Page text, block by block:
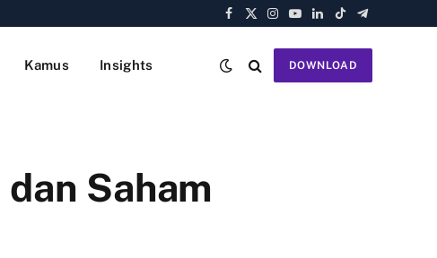
Facebook
X
Instagram
YouTube
LinkedIn
TikTokTelegram
Kamus Insights DOWNLOAD
Saham